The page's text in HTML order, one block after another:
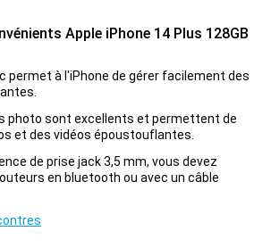
Apple iPhone 14 Plus 128GB
permet à l'iPhone de gérer facilement des
photo sont excellents et permettent de
et des vidéos époustouflantes.
de prise jack 3,5 mm, vous devez
en bluetooth ou avec un câble